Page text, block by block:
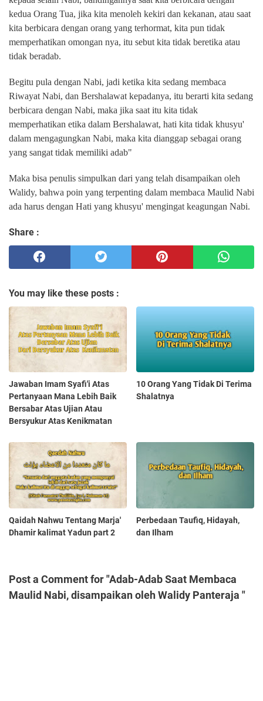
kedua Orang Tua, jika kita menoleh kekiri dan kekanan, atau saat
kita berbicara dengan orang yang terhormat, kita pun tidak
memperhatikan omongan nya, itu sebut kita tidak beretika atau
tidak beradab.
Begitu pula dengan Nabi, jadi ketika kita sedang membaca
Riwayat Nabi, dan Bershalawat kepadanya, itu berarti kita sedang
berbicara dengan Nabi, maka jika saat itu kita tidak
memperhatikan etika dalam Bershalawat, hati kita tidak khusyu'
dalam mengagungkan Nabi, maka kita dianggap sebagai orang
yang sangat tidak memiliki adab"
Maka bisa penulis simpulkan dari yang telah disampaikan oleh
Walidy, bahwa poin yang terpenting dalam membaca Maulid Nabi
ada harus dengan Hati yang khusyu' mengingat keagungan Nabi.
Share :
You may like these posts :
Jawaban Imam Syafi'i Atas
Pertanyaan Mana Lebih Baik
Bersabar Atas Ujian Atau
Bersyukur Atas Kenikmatan
10 Orang Yang Tidak Di Terima
Shalatnya
Qaidah Nahwu Tentang Marja'
Dhamir kalimat Yadun part 2
Perbedaan Taufiq, Hidayah,
dan Ilham
Post a Comment for "Adab-Adab Saat Membaca
Maulid Nabi, disampaikan oleh Walidy Panteraja "